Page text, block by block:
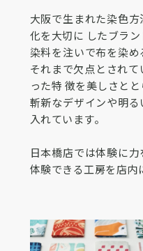
大阪で生まれた染色
化を大切に したブラン
染料を注いで布を染
それまで欠点とされ
った特 徴を美しさとと
斬新なデザインや明
入れています。
日本橋店では体験に
体験できる工房を店内